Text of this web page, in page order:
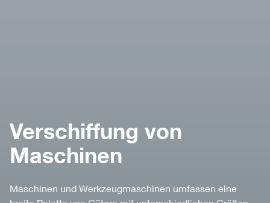
Verschiffung von
Maschinen
Maschinen und Werkzeugmaschinen umfassen eine